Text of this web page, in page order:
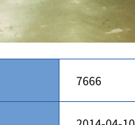
7666